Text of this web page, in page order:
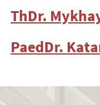
ThDr.
PaedDr.